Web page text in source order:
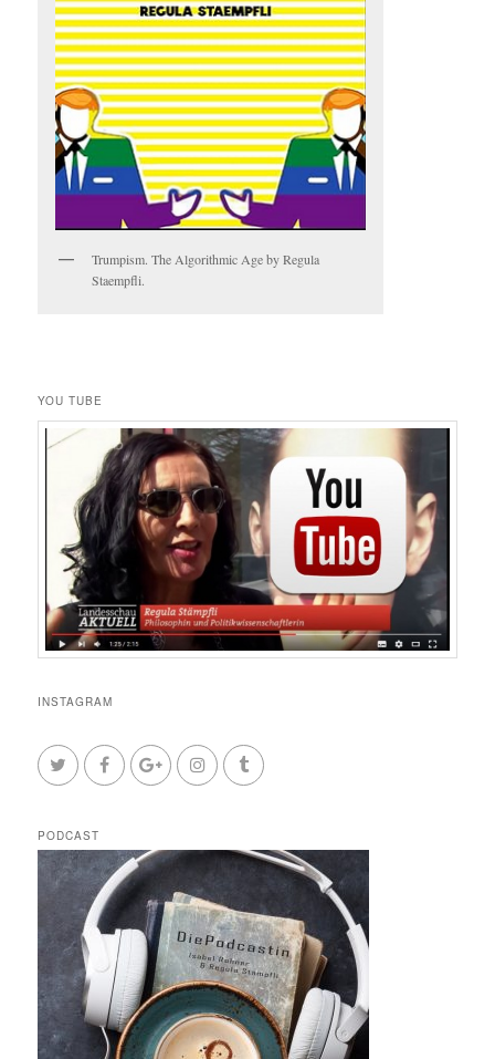
Trumpism. The Algorithmic Age by Regula
Staempfli.
YOU TUBE
INSTAGRAM
PODCAST